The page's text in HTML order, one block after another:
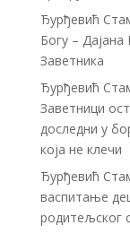
Ђурђевић
Богу –
Заветника
Ђурђевић
Заветници
доследни у
која не клечи
Ђурђевић
васпитање
родитељског